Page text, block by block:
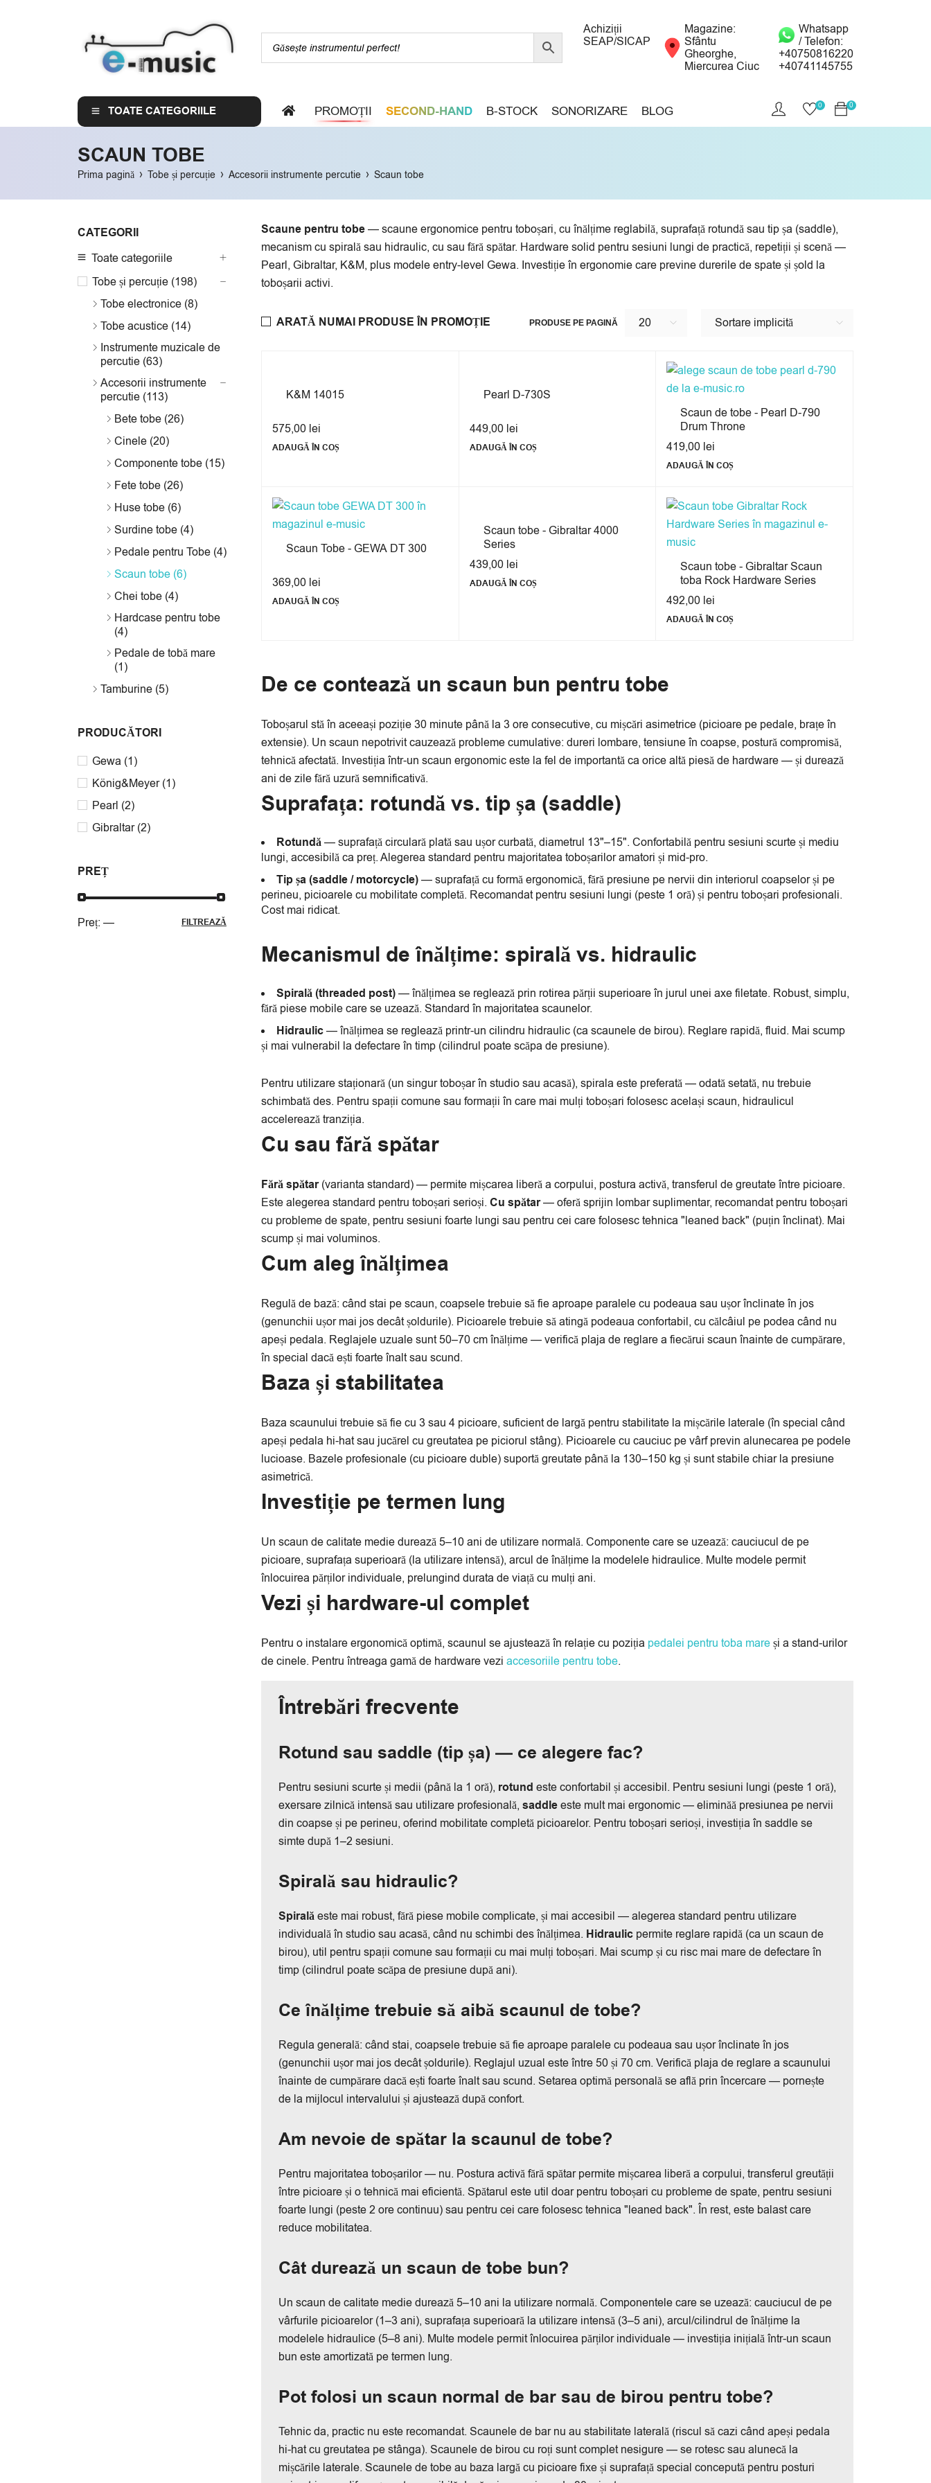
Achiziții
SEAP/SICAP
Magazine:
Sfântu
Gheorghe,
Miercurea Ciuc
Whatsapp
/ Telefon:
+40750816220
+40741145755
TOATE CATEGORIILE PROMOȚII SECOND-HAND B-STOCK SONORIZARE BLOG 0
0
SCAUN TOBE
Prima pagină › Tobe și percuție › Accesorii instrumente percutie › Scaun tobe
Scaune pentru tobe— scaune ergonomice pentru toboșari, cu înălțime reglabilă, suprafață rotundă sau tip șa (saddle),
mecanism cu spirală sau hidraulic, cu sau fără spătar. Hardware solid pentru sesiuni lungi de practică, repetiții și scenă —
Pearl, Gibraltar, K&M, plus modele entry-level Gewa. Investiție în ergonomie care previne durerile de spate și șold la
toboșarii activi.
CATEGORII
Toate categoriile
Tobe și percuție (198)
Tobe electronice (8)
Tobe acustice (14)
Instrumente muzicale de
percutie (63)
Accesorii instrumente
percutie (113)
Bete tobe (26)
Cinele (20)
Componente tobe (15)
Fete tobe (26)
Huse tobe (6)
Surdine tobe (4)
Pedale pentru Tobe (4)
Scaun tobe (6)
Chei tobe (4)
Hardcase pentru tobe
(4)
Pedale de tobă mare
(1)
Tamburine (5)
PRODUCĂTORI
Gewa (1)
König&Meyer(1)
Pearl (2)
Gibraltar(2)
PREȚ
FILTREAZĂ
Preț: —
Sortare implicită
PRODUSE PE PAGINĂ 20
ARATĂ NUMAI PRODUSE ÎN PROMOȚIE
K&M 14015
575,00 lei
ADAUGĂ ÎN COȘ
Pearl D-730S
449,00 lei
ADAUGĂ ÎN COȘ
Scaun de tobe - Pearl D-790
Drum Throne
419,00 lei
ADAUGĂ ÎN COȘ
Scaun Tobe - GEWA DT 300
369,00 lei
ADAUGĂ ÎN COȘ
Scaun tobe - Gibraltar 4000
Series
439,00 lei
ADAUGĂ ÎN COȘ
Scaun tobe - Gibraltar Scaun
toba Rock Hardware Series
492,00 lei
ADAUGĂ ÎN COȘ
De ce contează un scaun bun pentru tobe
Toboșarul stă în aceeași poziție 30 minute până la 3 ore consecutive, cu mișcări asimetrice (picioare pe pedale, brațe în
extensie). Un scaun nepotrivit cauzează probleme cumulative: dureri lombare, tensiune în coapse, postură compromisă,
tehnică afectată. Investiția într-un scaun ergonomic este la fel de importantă ca orice altă piesă de hardware — și durează
ani de zile fără uzură semnificativă.
Suprafața: rotundă vs. tip șa (saddle)
Rotundă— suprafață circulară plată sau ușor curbată, diametrul 13"–15". Confortabilă pentru sesiuni scurte și mediu
lungi, accesibilă ca preț. Alegerea standard pentru majoritatea toboșarilor amatori și mid-pro.
Tip șa (saddle / motorcycle)— suprafață cu formă ergonomică, fără presiune pe nervii din interiorul coapselor și pe
perineu, picioarele cu mobilitate completă. Recomandat pentru sesiuni lungi (peste 1 oră) și pentru toboșari profesionali.
Cost mai ridicat.
Mecanismul de înălțime: spirală vs. hidraulic
Spirală (threaded post)— înălțimea se reglează prin rotirea părții superioare în jurul unei axe filetate. Robust, simplu,
fără piese mobile care se uzează. Standard în majoritatea scaunelor.
Hidraulic— înălțimea se reglează printr-un cilindru hidraulic (ca scaunele de birou). Reglare rapidă, fluid. Mai scump
și mai vulnerabil la defectare în timp (cilindrul poate scăpa de presiune).
Pentru utilizare staționară (un singur toboșar în studio sau acasă), spirala este preferată — odată setată, nu trebuie
schimbată des. Pentru spații comune sau formații în care mai mulți toboșari folosesc același scaun, hidraulicul
accelerează tranziția.
Cu sau fără spătar
Fără spătar(varianta standard) — permite mișcarea liberă a corpului, postura activă, transferul de greutate între picioare.
Este alegerea standard pentru toboșari serioși. Cu spătar— oferă sprijin lombar suplimentar, recomandat pentru toboșari
cu probleme de spate, pentru sesiuni foarte lungi sau pentru cei care folosesc tehnica "leaned back" (puțin înclinat). Mai
scump și mai voluminos.
Cum aleg înălțimea
Regulă de bază: când stai pe scaun, coapsele trebuie să fie aproape paralele cu podeaua sau ușor înclinate în jos
(genunchii ușor mai jos decât șoldurile). Picioarele trebuie să atingă podeaua confortabil, cu călcâiul pe podea când nu
apeși pedala. Reglajele uzuale sunt 50–70 cm înălțime — verifică plaja de reglare a fiecărui scaun înainte de cumpărare,
în special dacă ești foarte înalt sau scund.
Baza și stabilitatea
Baza scaunului trebuie să fie cu 3 sau 4 picioare, suficient de largă pentru stabilitate la mișcările laterale (în special când
apeși pedala hi-hat sau jucărel cu greutatea pe piciorul stâng). Picioarele cu cauciuc pe vârf previn alunecarea pe podele
lucioase. Bazele profesionale (cu picioare duble) suportă greutate până la 130–150 kg și sunt stabile chiar la presiune
asimetrică.
Investiție pe termen lung
Un scaun de calitate medie durează 5–10 ani de utilizare normală. Componente care se uzează: cauciucul de pe
picioare, suprafața superioară (la utilizare intensă), arcul de înălțime la modelele hidraulice. Multe modele permit
înlocuirea părților individuale, prelungind durata de viață cu mulți ani.
Vezi și hardware-ul complet
Pentru o instalare ergonomică optimă, scaunul se ajustează în relație cu poziția pedalei pentru toba mareși a stand-urilor
de cinele. Pentru întreaga gamă de hardware vezi accesoriile pentru tobe.
Întrebări frecvente
Rotund sau saddle (tip șa) — ce alegere fac?
Pentru sesiuni scurte și medii (până la 1 oră), rotund este confortabil și accesibil. Pentru sesiuni lungi (peste 1 oră),
exersare zilnică intensă sau utilizare profesională, saddleeste mult mai ergonomic — eliminăă presiunea pe nervii
din coapse și pe perineu, oferind mobilitate completă picioarelor. Pentru toboșari serioși, investiția în saddle se
simte după 1–2 sesiuni.
Spirală sau hidraulic?
Spiralăeste mai robust, fără piese mobile complicate, și mai accesibil — alegerea standard pentru utilizare
individuală în studio sau acasă, când nu schimbi des înălțimea. Hidraulic permite reglare rapidă (ca un scaun de
birou), util pentru spații comune sau formații cu mai mulți toboșari. Mai scump și cu risc mai mare de defectare în
timp (cilindrul poate scăpa de presiune după ani).
Ce înălțime trebuie să aibă scaunul de tobe?
Regula generală: când stai, coapsele trebuie să fie aproape paralele cu podeaua sau ușor înclinate în jos
(genunchii ușor mai jos decât șoldurile). Reglajul uzual este între 50 și 70 cm. Verifică plaja de reglare a scaunului
înainte de cumpărare dacă ești foarte înalt sau scund. Setarea optimă personală se află prin încercare — pornește
de la mijlocul intervalului și ajustează după confort.
Am nevoie de spătar la scaunul de tobe?
Pentru majoritatea toboșarilor — nu. Postura activă fără spătar permite mișcarea liberă a corpului, transferul greutății
între picioare și o tehnică mai eficientă. Spătarul este util doar pentru toboșari cu probleme de spate, pentru sesiuni
foarte lungi (peste 2 ore continuu) sau pentru cei care folosesc tehnica "leaned back". În rest, este balast care
reduce mobilitatea.
Cât durează un scaun de tobe bun?
Un scaun de calitate medie durează 5–10 ani la utilizare normală. Componentele care se uzează: cauciucul de pe
vârfurile picioarelor (1–3 ani), suprafața superioară la utilizare intensă (3–5 ani), arcul/cilindrul de înălțime la
modelele hidraulice (5–8 ani). Multe modele permit înlocuirea părților individuale — investiția inițială într-un scaun
bun este amortizată pe termen lung.
Pot folosi un scaun normal de bar sau de birou pentru tobe?
Tehnic da, practic nu este recomandat. Scaunele de bar nu au stabilitate laterală (riscul să cazi când apeși pedala
hi-hat cu greutatea pe stânga). Scaunele de birou cu roți sunt complet nesigure — se rotesc sau alunecă la
mișcările laterale. Scaunele de tobe au baza largă cu picioare fixe și suprafață special concepută pentru posturi